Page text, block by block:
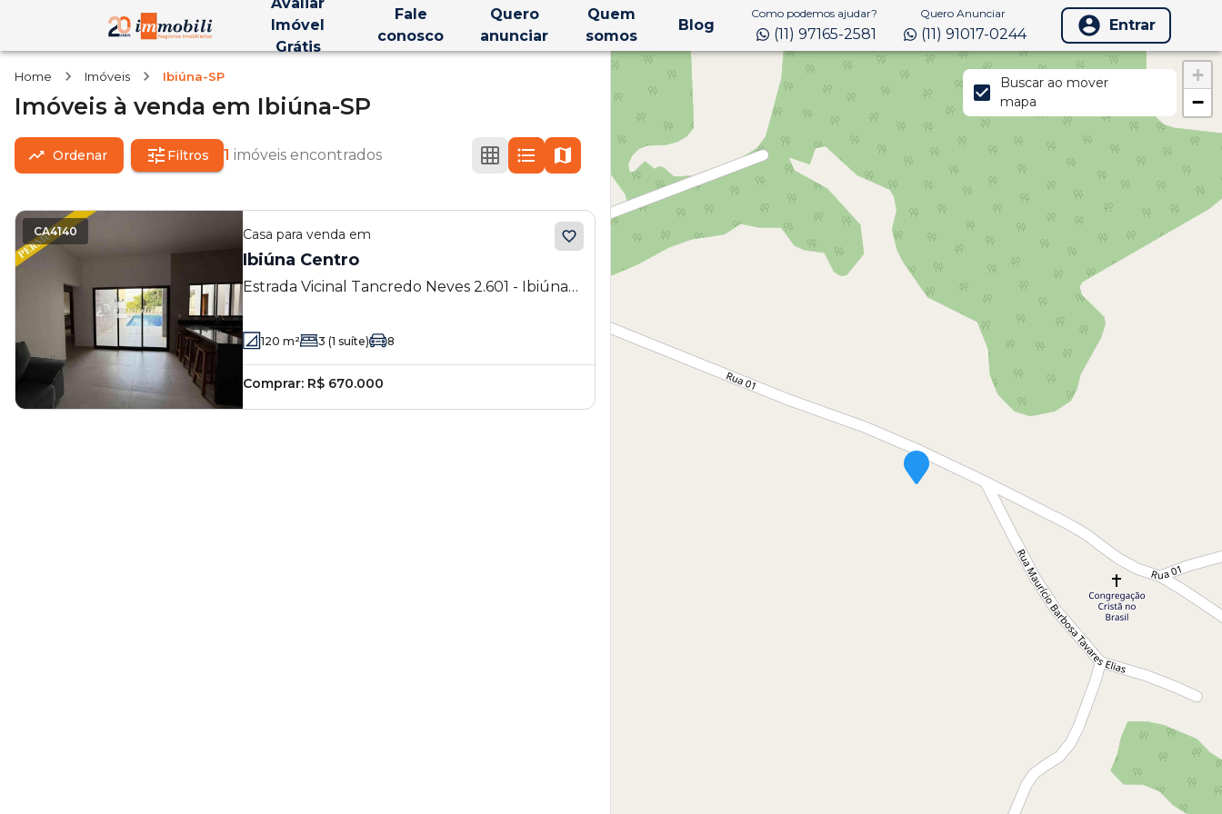
Imóvel
Grátis
Fale
conosco
Quero
anunciar
Quem
somos
Blog
Como podemos ajudar?
(11) 97165-2581
Quero Anunciar
(11) 91017-0244 Entrar
Home Imóveis Ibiúna-SP
Imóveis à venda em Ibiúna-SP
Ordenar Filtros 1 imóveis encontrados
CA4140 Casa para venda em
Ibiúna Centro
Estrada Vicinal Tancredo Neves 2.601 - Ibiúna
120 m² 3 (1 suíte) 8
Comprar: R$ 670.000
+
−
Buscar ao mover
mapa